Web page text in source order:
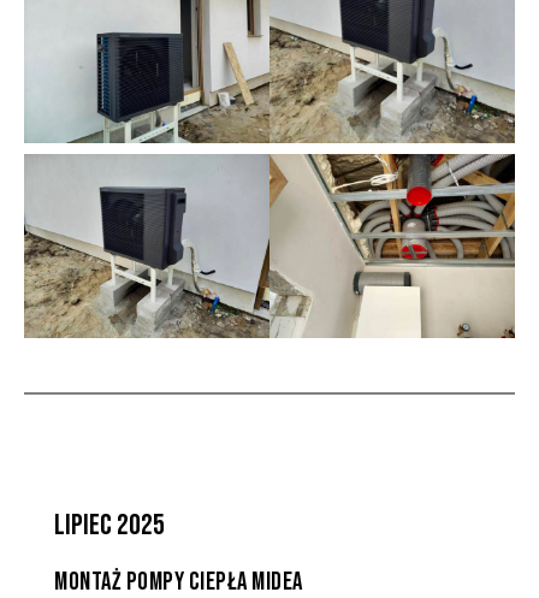
LIPIEC 2025
MONTAŻ POMPY CIEPŁA MIDEA